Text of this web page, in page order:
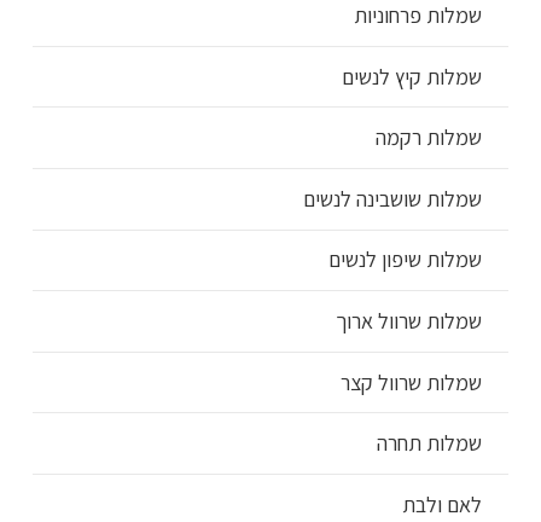
שמלות פרחוניות
שמלות קיץ לנשים
שמלות רקמה
שמלות שושבינה לנשים
שמלות שיפון לנשים
שמלות שרוול ארוך
שמלות שרוול קצר
שמלות תחרה
לאם ולבת